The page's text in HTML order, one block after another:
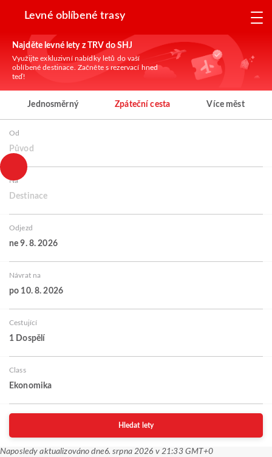
Levné oblíbené trasy
Najděte levné lety z TRV do SHJ
Využijte exkluzivní nabídky letů do vaší
oblíbené destinace. Začněte s rezervací hned
teď!
Jednosměrný Zpáteční cesta Více měst
Od
Původ
Na
Destinace
Odjezd
ne 9. 8. 2026
Návrat na
po 10. 8. 2026
Cestující
1 Dospělí
Class
Ekonomika
Hledat lety
Naposledy aktualizováno dne6. srpna 2026 v 21:33 GMT+0